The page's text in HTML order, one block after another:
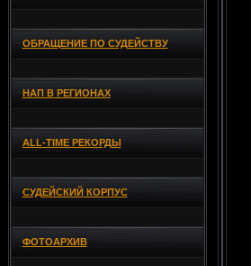
ОБРАЩЕНИЕ ПО СУДЕЙСТВУ
НАП В РЕГИОНАХ
ALL-TIME РЕКОРДЫ
СУДЕЙСКИЙ КОРПУС
ФОТОАРХИВ